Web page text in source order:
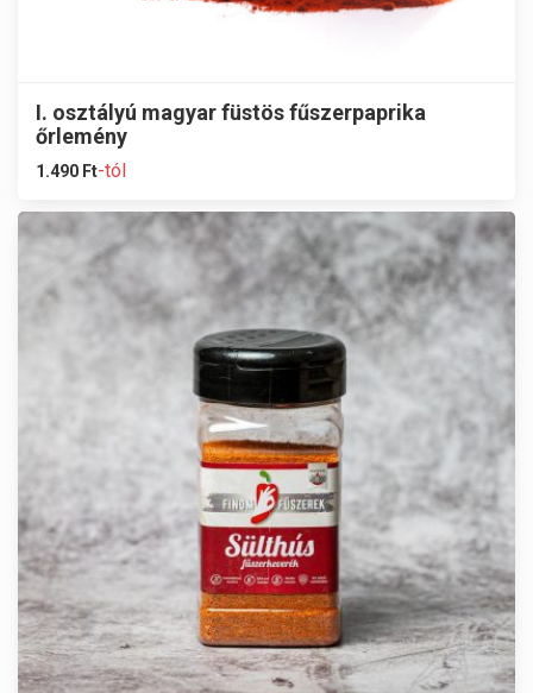
I. osztályú magyar füstös fűszerpaprika
őrlemény
1.490 Ft-tól